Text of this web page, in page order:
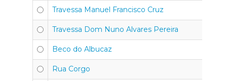
Travessa Manuel Francisco Cruz
Travessa Dom Nuno Alvares Pereira
Beco do Albucaz
Rua Corgo